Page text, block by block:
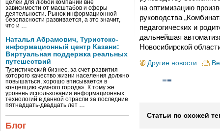
целей для любой компании вне
зависимости от масштабов и сферы
деятельности. Рынок информационной
безопасности развивается, а это значит,
что и …
Наталья Абрамович, Туристско-
информационный центр Казани:
Виртуальная поддержка реальных
путешествий
Туристический бизнес, за счет развития
которого качество жизни населения должно
повышаться, хорошо вписывается в
концепцию «умного города». К тому же
уровень использования информационных
технологий в данной отрасли за последние
пятнадцать-двадцать лет …
Блог
на оптимизацию
руководства
педагогических и
дальнейшая
Новосибирской
Другие новости
Статьи по схожей